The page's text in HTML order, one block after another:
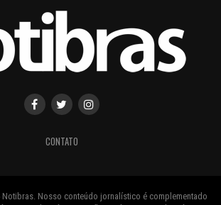
CONTATO
Nosso conteúdo jornalístico é complementado